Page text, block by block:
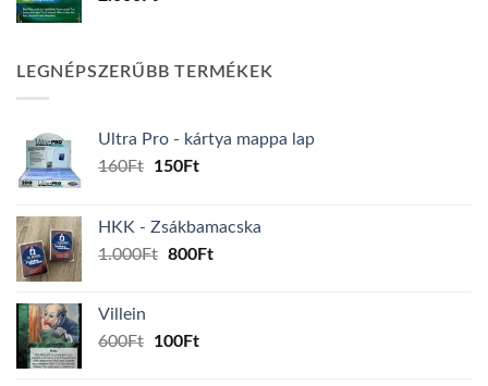
LEGNÉPSZERŰBB TERMÉKEK
Ultra Pro - kártya mappa lap
160Ft
Original
160Ft.
150FtCurrent
150Ft.
HKK - Zsákbamacska
1.000Ft Original
800FtCurrent
Villein
600Ft
Original
100FtCurrent